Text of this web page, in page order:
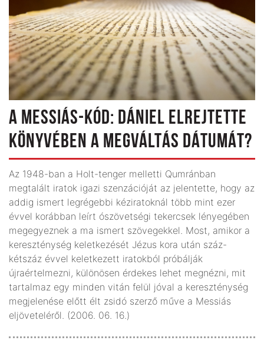
A MESSIÁS-KÓD: DÁNIEL ELREJTETTE
KÖNYVÉBEN A MEGVÁLTÁS DÁTUMÁT?
Az 1948-ban a Holt-tenger melletti Qumránban
megtalált iratok igazi szenzációját az jelentette, hogy az
addig ismert legrégebbi kéziratoknál több mint ezer
évvel korábban leírt ószövetségi tekercsek lényegében
megegyeznek a ma ismert szövegekkel. Most, amikor a
kereszténység keletkezését Jézus kora után száz-
kétszáz évvel keletkezett iratokból próbálják
újraértelmezni, különösen érdekes lehet megnézni, mit
tartalmaz egy minden vitán felül jóval a kereszténység
megjelenése előtt élt zsidó szerző műve a Messiás
eljöveteléről. (2006. 06. 16.)